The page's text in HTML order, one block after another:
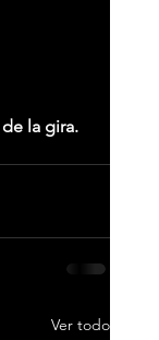
la gira.
Ver todo